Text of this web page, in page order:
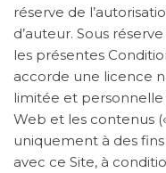
réserve de
d’auteur. Sous
les présentes
accorde une licence
limitée et
Web et les contenus
uniquement à des
avec ce Site, à